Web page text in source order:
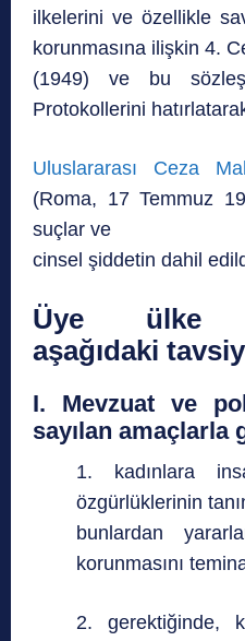
ilkelerini ve özellikle
korunmasına ilişkin 4.
(1949) ve bu
Protokollerini
Uluslararası Ceza
(Roma, 17 Temmuz
suçlar ve
cinsel şiddetin dahil
Üye ülke
aşağıdaki
I. Mevzuat ve
sayılan amaçlarla
1. kadınlara
özgürlüklerinin
bunlardan
korunmasını
2. gerektiğinde,